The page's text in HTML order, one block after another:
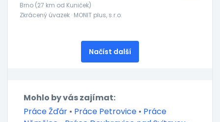
Brno (27 km od Kuniček)
Zkrácený úvazek · MONIT plus, s.r.o.
Načíst další
Mohlo by vás zajímat:
Práce Žďár • Práce Petrovice • Práce